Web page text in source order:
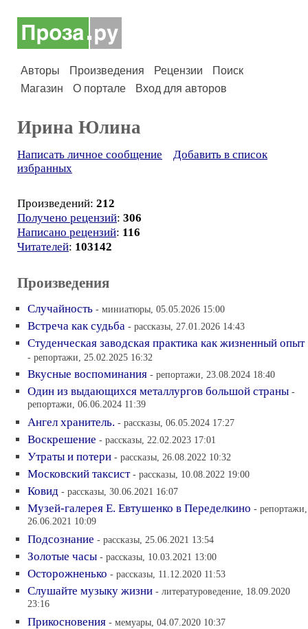
Авторы Произведения Рецензии
Поиск
Магазин
О портале Вход для авторов
Ирина Юлина
Написать личное сообщение
Добавить в список
избранных
Произведений: 212
Получено рецензий: 306
Написано рецензий: 116
Читателей: 103142
Произведения
Случайность - миниатюры, 05.05.2026 15:00
Встреча как судьба - рассказы, 27.01.2026 14:43
Студенческая заводская практика как жизненный опыт
- репортажи, 25.02.2025 16:32
Вкусные воспоминания - репортажи, 23.08.2024 18:40
Один из выдающихся металлургов большой страны -
репортажи, 06.06.2024 11:39
Ангел хранитель. - рассказы, 06.05.2024 17:27
Воскрешение - рассказы, 22.02.2023 17:01
Утраты и потери - рассказы, 26.08.2022 10:32
Московский таксист - рассказы, 10.08.2022 19:00
Ковид - рассказы, 30.06.2021 16:07
Музей-галерея Е. Евтушенко в Переделкино - репортажи,
26.06.2021 10:09
Подсознание - рассказы, 25.06.2021 13:54
Золотые часы - рассказы, 10.03.2021 13:00
Осторожненько - рассказы, 11.12.2020 11:53
Слушайте музыку жизни - литературоведение, 18.09.2020
23:16
Прикосновения - мемуары, 04.07.2020 10:37